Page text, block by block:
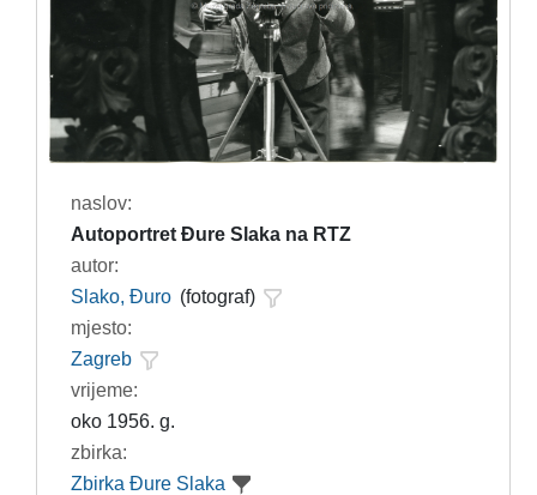
naslov:
Autoportret Đure Slaka na RTZ
autor:
Slako, Đuro (fotograf)
mjesto:
Zagreb
vrijeme:
oko 1956. g.
zbirka:
Zbirka Đure Slaka